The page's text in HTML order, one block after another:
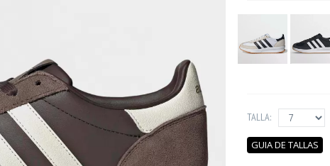
TALLA:
GUIA DE TALLAS